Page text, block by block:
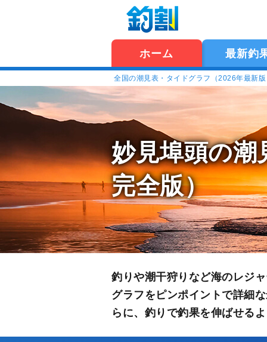
ホーム 最新釣
全国の潮見表・タイドグラフ（2026年最新
妙見埠頭の潮
完全版）
釣りや潮干狩りなど海のレジ
グラフをピンポイントで詳細
らに、釣りで釣果を伸ばせる